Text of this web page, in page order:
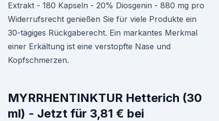
Extrakt - 180 Kapseln - 20% Diosgenin - 880 mg pro
Widerrufsrecht genießen Sie für viele Produkte ein
30-tägiges Rückgaberecht. Ein markantes Merkmal
einer Erkältung ist eine verstopfte Nase und
Kopfschmerzen.
MYRRHENTINKTUR Hetterich (30
ml) - Jetzt für 3,81 € bei